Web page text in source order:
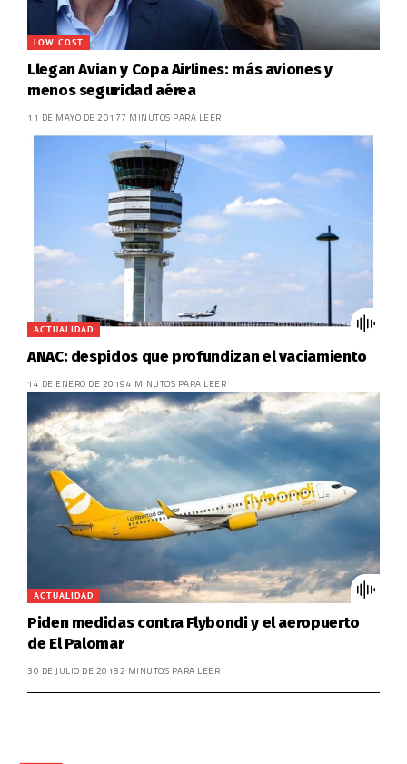
LOW COST
Llegan Avian y Copa Airlines: más aviones y
menos seguridad aérea
11 DE MAYO DE 20177 MINUTOS PARA LEER
ACTUALIDAD
ANAC: despidos que profundizan el vaciamiento
14 DE ENERO DE 20194 MINUTOS PARA LEER
ACTUALIDAD
Piden medidas contra Flybondi y el aeropuerto
de El Palomar
30 DE JULIO DE 20182 MINUTOS PARA LEER